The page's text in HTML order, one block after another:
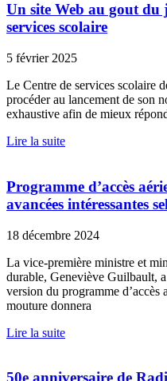
Un site Web au gout
services scolaire
5 février 2025
Le Centre de services scolaire
procéder au lancement de son
exhaustive afin de mieux
Lire la suite
Programme d’accès
avancées intéressantes
18 décembre 2024
La vice-première ministre et
durable, Geneviève Guilbault,
version du programme
mouture donnera
Lire la suite
50e anniversaire de